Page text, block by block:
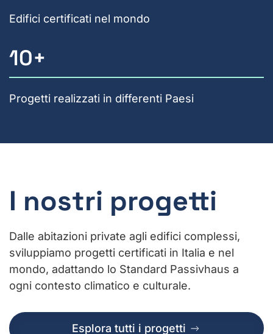
Edifici certificati nel mondo
10+
Progetti realizzati in differenti Paesi
I nostri progetti
Dalle abitazioni private agli edifici complessi,
sviluppiamo progetti certificati in Italia e nel
mondo, adattando lo Standard Passivhaus a
ogni contesto climatico e culturale.
Esplora tutti i progetti